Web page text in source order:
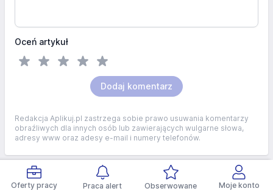
Oferty pracy Praca alert Obserwowane Moje konto
Oceń artykuł
Dodaj komentarz
Redakcja Aplikuj.pl zastrzega sobie prawo usuwania komentarzy
obraźliwych dla innych osób lub zawierających wulgarne słowa,
adresy www oraz adesy e-mail i numery telefonów.
Stopka